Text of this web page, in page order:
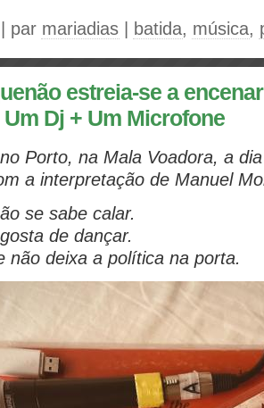
par mariadias batida, música,
estreia-se a
Dj + Um Microfone
Porto, na Mala Voadora, a
a interpretação de Manuel
se sabe calar.
de dançar.
não deixa a política na porta.